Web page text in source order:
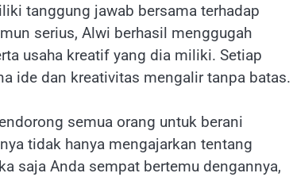
tanggung jawab bersama terhadap
serius, Alwi berhasil menggugah
usaha kreatif yang dia miliki. Setiap
ide dan kreativitas mengalir tanpa batas.
semua orang untuk berani
tidak hanya mengajarkan tentang
saja Anda sempat bertemu dengannya,